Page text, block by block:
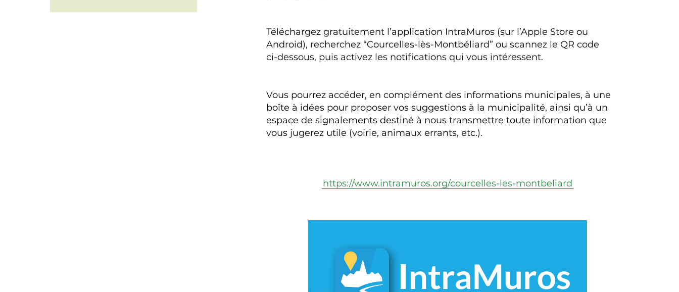
Téléchargez gratuitement l’application IntraMuros (sur l’Apple Store ou
Android), recherchez “Courcelles‑lès‑Montbéliard” ou scannez le QR code
ci‑dessous, puis activez les notifications qui vous intéressent.
Vous pourrez accéder, en complément des informations municipales, à une
boîte à idées pour proposer vos suggestions à la municipalité, ainsi qu’à un
espace de signalements destiné à nous transmettre toute information que
vous jugerez utile (voirie, animaux errants, etc.).
https://www.intramuros.org/courcelles-les-montbeliard